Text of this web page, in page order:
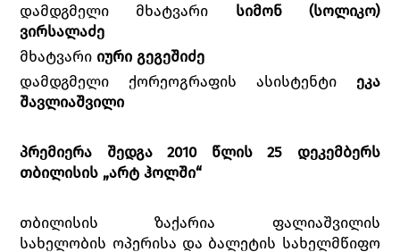
დამდგმელი მხატვარი სიმონ (სოლიკო)
ვირსალაძე
მხატვარი იური გეგეშიძე
დამდგმელი ქორეოგრაფის ასისტენტი ეკა
შავლიაშვილი
პრემიერა შედგა 2010 წლის 25 დეკემბერს
თბილისის „არტ ჰოლში“
თბილისის ზაქარია ფალიაშვილის
სახელობის ოპერისა და ბალეტის სახელმწიფო